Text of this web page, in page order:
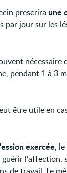
prescrira une
jour sur les
pendant 1 à 3
être utile en
exercée,
l’affection,